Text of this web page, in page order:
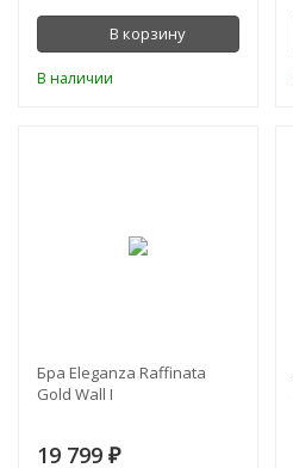
В корзину
В наличии
Бра Eleganza Raffinata
Gold Wall I
19 799 ₽